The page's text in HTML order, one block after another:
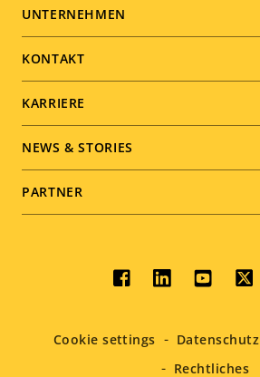
Footer
menu
UNTERNEHMEN
KONTAKT
KARRIERE
NEWS & STORIES
PARTNER
Social
menu
Cookie settings Datenschutz
Rechtliches